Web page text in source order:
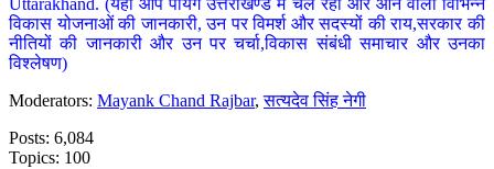
Uttarakhand. (यहां आप पायेंगे उत्तराखण्ड में चल रही और आने वाली विभिन्न
विकास योजनाओं की जानकारी, उन पर विमर्श और सदस्यों की राय,सरकार की
नीतियों की जानकारी और उन पर चर्चा,विकास संबंधी समाचार और उनका
विश्लेषण)
Moderators: Mayank Chand Rajbar,सत्यदेव सिंह नेगी
Posts: 6,084
Topics: 100